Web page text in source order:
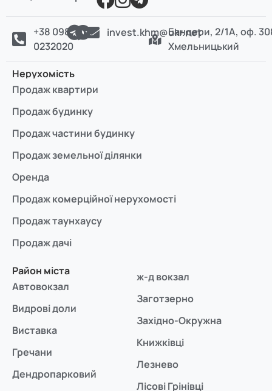
+38 098
0232020
invest.khm@ukr.netБандери, 2/1А, оф.
Хмельницький
Нерухомість
Продаж квартири
Продаж будинку
Продаж частини будинку
Продаж земельної ділянки
Оренда
Продаж комерційної нерухомості
Продаж таунхаусу
Продаж дачі
Район міста
Автовокзал
Видрові доли
Виставка
Гречани
Дендропарковий
ж-д вокзал
Заготзерно
Західно-Окружна
Книжківці
Лезнево
Лісові Грінівці